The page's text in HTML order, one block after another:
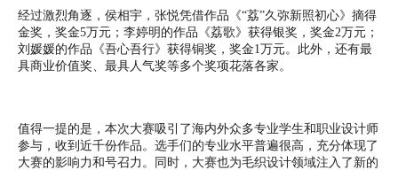
经过激烈角逐，侯相宇，张悦凭借作品《“荔”久弥新照初心》摘得
金奖，奖金5万元；李婷明的作品《荔歌》获得银奖，奖金2万元；
刘媛媛的作品《吾心吾行》获得铜奖，奖金1万元。此外，还有最
具商业价值奖、最具人气奖等多个奖项花落各家。
值得一提的是，本次大赛吸引了海内外众多专业学生和职业设计师
参与，收到近千份作品。选手们的专业水平普遍很高，充分体现了
大赛的影响力和号召力。同时，大赛也为毛织设计领域注入了新的